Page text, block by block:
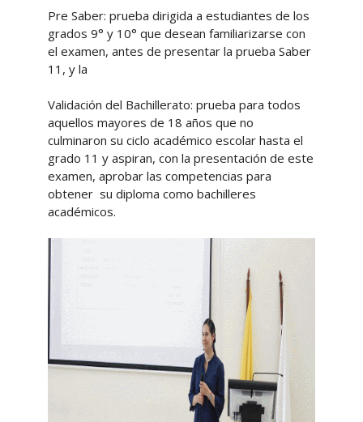
Pre Saber: prueba dirigida a estudiantes de los
grados 9° y 10° que desean familiarizarse con
el examen, antes de presentar la prueba Saber
11, y la
Validación del Bachillerato: prueba para todos
aquellos mayores de 18 años que no
culminaron su ciclo académico escolar hasta el
grado 11 y aspiran, con la presentación de este
examen, aprobar las competencias para
obtener su diploma como bachilleres
académicos.